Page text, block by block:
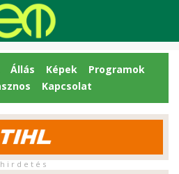
Állás Képek
Programok
Kapcsolat
h i r d e t é s